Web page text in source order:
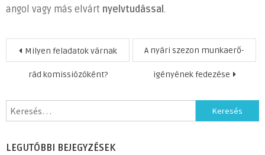
angol vagy más elvárt nyelvtudással.
Bejegyzés
navigáció
Milyen feladatok várnak
rád komissiózóként?
A nyári szezon munkaerő-
igényének fedezése
Keresés:
LEGUTÓBBI BEJEGYZÉSEK